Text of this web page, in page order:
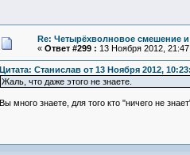
Re: Четырёхволновое смешение и
« Ответ #299 : 13 Ноября 2012,
Цитата: Станислав от 13 Ноября 2012,
Жаль, что даже этого не знаете.
Вы много знаете, для того кто "ничего не